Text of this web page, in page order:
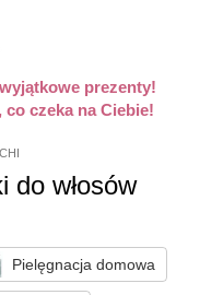
prezenty!
co czeka na Ciebie!
do włosów
Pielęgnacja domowa